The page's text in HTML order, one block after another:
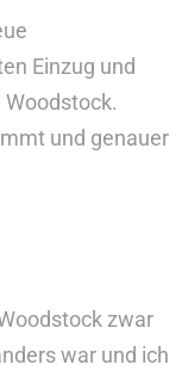
Einzug und
und genauer
zwar
war und ich